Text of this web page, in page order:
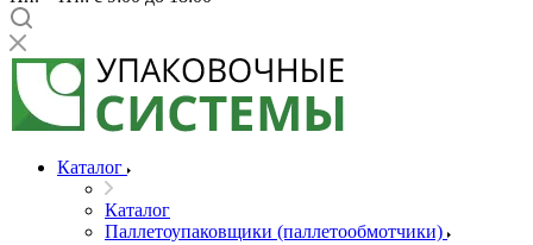
Каталог
Каталог
Паллетоупаковщики (паллетообмотчики)